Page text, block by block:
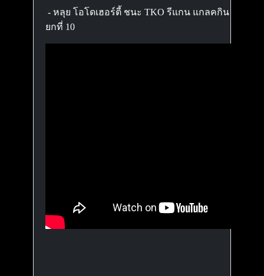
- หลุย โอโดเฮอร์ตี้ ชนะ TKO รีแกน แกลคกิน
ยกที่ 10